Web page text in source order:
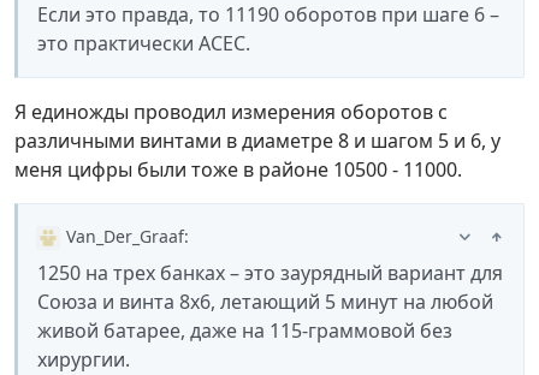
Если это правда, то 11190 оборотов при шаге 6 –
это практически АСЕС.
Я единожды проводил измерения оборотов с
различными винтами в диаметре 8 и шагом 5 и 6, у
меня цифры были тоже в районе 10500 - 11000.
Van_Der_Graaf:
1250 на трех банках – это заурядный вариант для
Союза и винта 8х6, летающий 5 минут на любой
живой батарее, даже на 115-граммовой без
хирургии.